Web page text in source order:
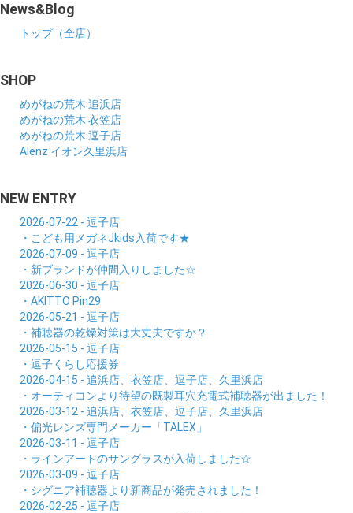
News&Blog
トップ（全店）
SHOP
めがねの荒木 追浜店
めがねの荒木 衣笠店
めがねの荒木 逗子店
Alenz イオン久里浜店
NEW ENTRY
2026-07-22 - 逗子店
・こども用メガネJkids入荷です★
2026-07-09 - 逗子店
・新ブランドが仲間入りしました☆
2026-06-30 - 逗子店
・AKITTO Pin29
2026-05-21 - 逗子店
・補聴器の乾燥対策は大丈夫ですか？
2026-05-15 - 逗子店
・逗子くらし応援券
2026-04-15 - 追浜店、衣笠店、逗子店、久里浜店
・オーティコンより待望の既製耳穴充電式補聴器が出ました！
2026-03-12 - 追浜店、衣笠店、逗子店、久里浜店
・偏光レンズ専門メーカー「TALEX」
2026-03-11 - 逗子店
・ラインアートのサングラスが入荷しました☆
2026-03-09 - 逗子店
・シグニア補聴器より新商品が発売されました！
2026-02-25 - 逗子店